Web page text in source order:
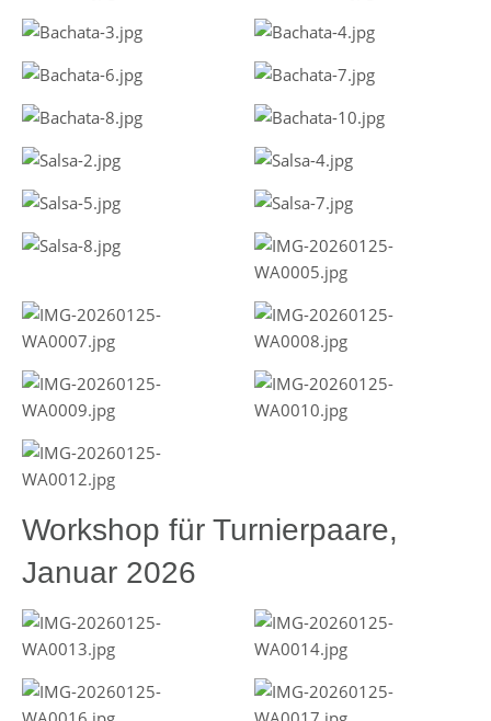
Workshop für Turnierpaare,
Januar 2026